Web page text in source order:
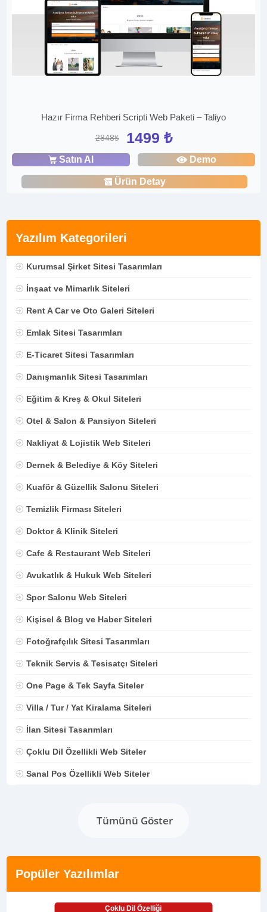
Yazılım Kategorileri
Kurumsal Şirket Sitesi Tasarımları
İnşaat ve Mimarlık Siteleri
Rent A Car ve Oto Galeri Siteleri
Emlak Sitesi Tasarımları
E-Ticaret Sitesi Tasarımları
Danışmanlık Sitesi Tasarımları
Eğitim & Kreş & Okul Siteleri
Otel & Salon & Pansiyon Siteleri
Nakliyat & Lojistik Web Siteleri
Dernek & Belediye & Köy Siteleri
Kuaför & Güzellik Salonu Siteleri
Temizlik Firması Siteleri
Doktor & Klinik Siteleri
Cafe & Restaurant Web Siteleri
Avukatlık & Hukuk Web Siteleri
Spor Salonu Web Siteleri
Kişisel & Blog ve Haber Siteleri
Fotoğrafçılık Sitesi Tasarımları
Teknik Servis & Tesisatçı Siteleri
One Page & Tek Sayfa Siteler
Villa / Tur / Yat Kiralama Siteleri
İlan Sitesi Tasarımları
Çoklu Dil Özellikli Web Siteler
Sanal Pos Özellikli Web Siteler
Tümünü Göster
Popüler Yazılımlar
Çoklu Dil Özelliği
Hazır Firma Rehberi Scripti Web Paketi – Taliyo
2848₺ 1499 ₺
Satın Al Demo
Ürün Detay